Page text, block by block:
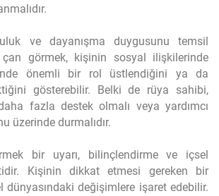
ve dayanışma duygusunu temsil
görmek, kişinin sosyal ilişkilerinde
önemli bir rol üstlendiğini ya da
gösterebilir. Belki de rüya sahibi,
fazla destek olmalı veya yardımcı
üzerinde durmalıdır.
bir uyarı, bilinçlendirme ve içsel
Kişinin dikkat etmesi gereken bir
dünyasındaki değişimlere işaret edebilir.